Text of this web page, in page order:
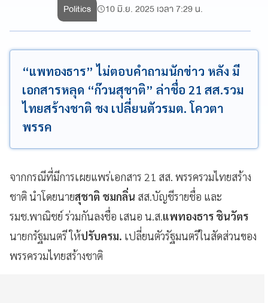
Politics 10 มิ.ย. 2025 เวลา 7:29 น.
“แพทองธาร” ไม่ตอบคำถามนักข่าว หลัง มี
เอกสารหลุด “ก๊วนสุชาติ” ล่าชื่อ 21 สส.รวม
ไทยสร้างชาติ ชง เปลี่ยนตัวรมต. โควตา
พรรค
จากกรณีที่มีการเผยแพร่เอกสาร 21 สส. พรรครวมไทยสร้าง
ชาติ นำโดยนายสุชาติ ชมกลิ่น สส.บัญชีรายชื่อ และ
รมช.พาณิชย์ ร่วมกันลงชื่อ เสนอ น.ส.แพทองธาร ชินวัตร
นายกรัฐมนตรี ให้ปรับครม. เปลี่ยนตัวรัฐมนตรีในสัดส่วนของ
พรรครวมไทยสร้างชาติ